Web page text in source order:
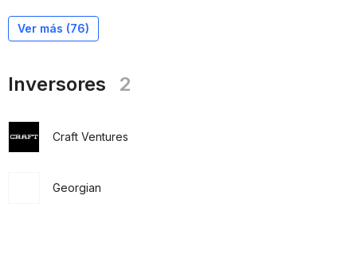
Ver más (76)
Inversores 2
Craft Ventures
Georgian